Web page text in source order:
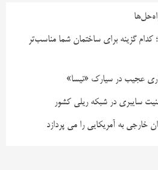
کدام گزینه برای ساختمان شما مناسب‌تر
عجیب در سیارک «نیسا»
سایبری در شبکه ریلی کشور
خارجی به آمریکایی را می پردازد